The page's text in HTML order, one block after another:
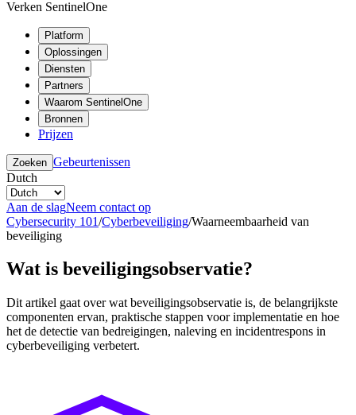
Verken SentinelOne
Platform
Oplossingen
Diensten
Partners
Waarom SentinelOne
Bronnen
Prijzen
Zoeken Gebeurtenissen
Dutch
Aan de slagNeem contact op
Cybersecurity 101/Cyberbeveiliging/Waarneembaarheid van
beveiliging
Wat is beveiligingsobservatie?
Dit artikel gaat over wat beveiligingsobservatie is, de belangrijkste
componenten ervan, praktische stappen voor implementatie en hoe
het de detectie van bedreigingen, naleving en incidentrespons in
cyberbeveiliging verbetert.